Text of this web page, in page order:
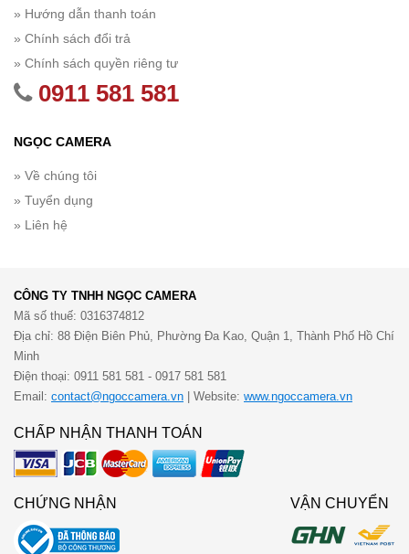
» Hướng dẫn thanh toán
» Chính sách đổi trả
» Chính sách quyền riêng tư
0911 581 581
NGỌC CAMERA
» Về chúng tôi
» Tuyển dụng
» Liên hệ
CÔNG TY TNHH NGỌC CAMERA
Mã số thuế: 0316374812
Địa chỉ: 88 Điện Biên Phủ, Phường Đa Kao, Quận 1, Thành Phố Hồ Chí
Minh
Điện thoại: 0911 581 581 - 0917 581 581
Email: contact@ngoccamera.vn | Website: www.ngoccamera.vn
CHẤP NHẬN THANH TOÁN
VẬN CHUYỂN
CHỨNG NHẬN